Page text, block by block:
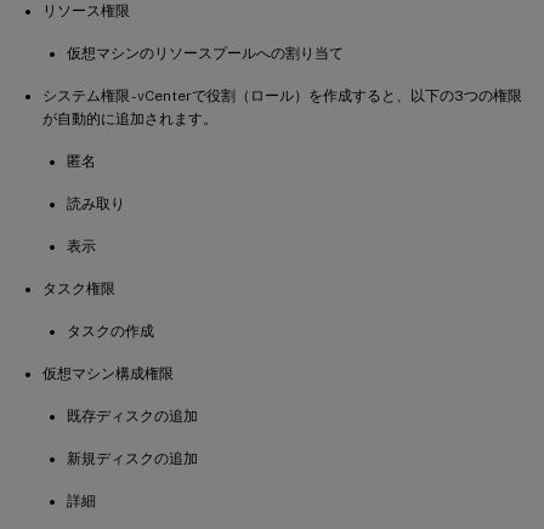
リソース権限
仮想マシンのリソースプールへの割り当て
システム権限 - vCenterで役割（ロール）を作成すると、以下の3つの権限
が自動的に追加されます。
匿名
読み取り
表示
タスク権限
タスクの作成
仮想マシン構成権限
既存ディスクの追加
新規ディスクの追加
詳細